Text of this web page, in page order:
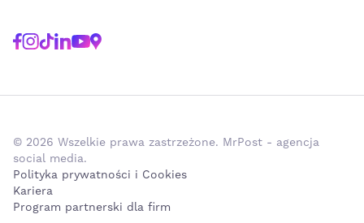
© 2026 Wszelkie prawa zastrzeżone. MrPost - agencja
social media.
Polityka prywatności i Cookies
Kariera
Program partnerski dla firm